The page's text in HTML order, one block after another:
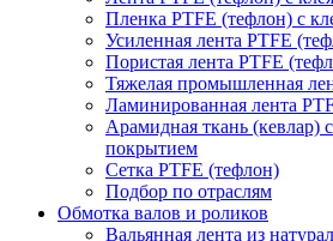
Пленка PTFE (тефлон) с
Усиленная лента PTFE
Пористая лента PTFE
Тяжелая промышленная
Ламинированная лента
Арамидная ткань (кевлар)
покрытием
Сетка PTFE (тефлон)
Подбор по отраслям
Обмотка валов и роликов
Вальянная лента из